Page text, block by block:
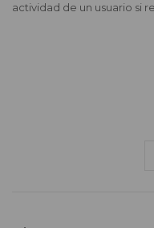
actividad de un usuario si